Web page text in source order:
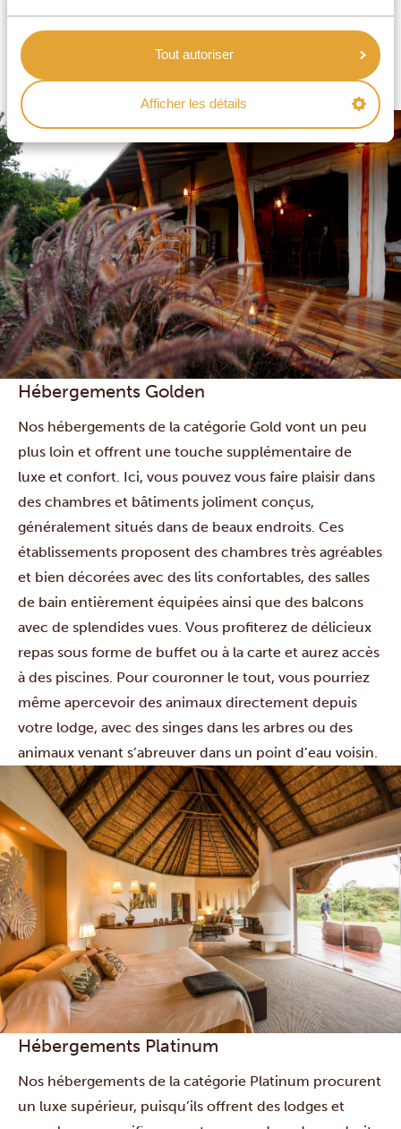
Tout autoriser
Afficher les détails
est généralement servi sous forme de buffet. Cela dit
les hébergements sont habituellement situés dans de
très beaux cadres et que certains disposent de
piscines ou autres extras.
Hébergements Golden
Nos hébergements de la catégorie Gold vont un peu
plus loin et offrent une touche supplémentaire de
luxe et confort. Ici, vous pouvez vous faire plaisir dans
des chambres et bâtiments joliment conçus,
généralement situés dans de beaux endroits. Ces
établissements proposent des chambres très agréables
et bien décorées avec des lits confortables, des salles
de bain entièrement équipées ainsi que des balcons
avec de splendides vues. Vous profiterez de délicieux
repas sous forme de buffet ou à la carte et aurez accès
à des piscines. Pour couronner le tout, vous pourriez
même apercevoir des animaux directement depuis
votre lodge, avec des singes dans les arbres ou des
animaux venant s’abreuver dans un point d’eau voisin.
Hébergements Platinum
Nos hébergements de la catégorie Platinum procurent
un luxe supérieur, puisqu’ils offrent des lodges et